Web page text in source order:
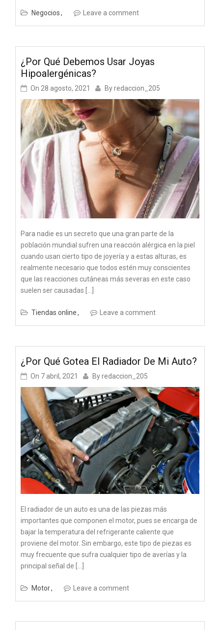
Negocios Leave a comment
¿Por Qué Debemos Usar Joyas
Hipoalergénicas?
On 28 agosto, 2021 Byredaccion_205
Para nadie es un secreto que una gran parte de la
población mundial sufren una reacción alérgica en la piel
cuando usan cierto tipo de joyería y a estas alturas, es
realmente necesario que todos estén muy conscientes
que las reacciones cutáneas más severas en este caso
suelen ser causadas […]
Tiendas online Leave a comment
¿Por Qué Gotea El Radiador De Mi Auto?
On 7 abril, 2021 Byredaccion_205
El radiador de un auto es una de las piezas más
importantes que componen el motor, pues se encarga de
bajar la temperatura del refrigerante caliente que
proviene del motor. Sin embargo, este tipo de piezas es
muy frecuente que sufra cualquier tipo de averías y la
principal señal de […]
Motor Leave a comment